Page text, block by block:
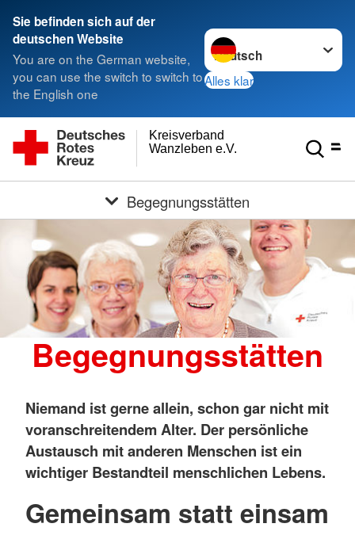
Sie befinden sich auf der
deutschen Website
You are on the German website,
you can use the switch to switch to
the English one
Sprache wechseln zu
Alles klar
Wanzleben e.V.
Kreisverband
Begegnungsstätten
Begegnungsstätten
Niemand ist gerne allein, schon gar nicht mit
voranschreitendem Alter. Der persönliche
Austausch mit anderen Menschen ist ein
wichtiger Bestandteil menschlichen Lebens.
Gemeinsam statt einsam